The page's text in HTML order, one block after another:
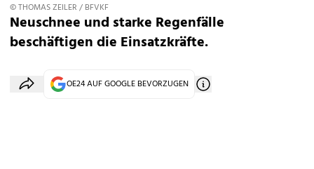
© THOMAS ZEILER / BFVKF
Neuschnee und starke Regenfälle
beschäftigen die Einsatzkräfte.
OE24 AUF GOOGLE BEVORZUGEN